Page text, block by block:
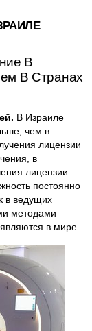
В
В Странах
В Израиле
чем в
лицензии
в
лицензии
постоянно
в ведущих
методами
в мире.